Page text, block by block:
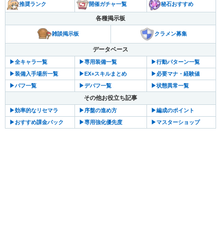
推奨ランク 開催ガチャ一覧 秘石おすすめ
各種掲示板
雑談掲示板 クラメン募集
データベース
▶︎全キャラ一覧 ▶︎専用装備一覧
▶︎行動パターン一覧
▶︎装備入手場所一覧
▶︎EX+スキルまとめ
▶︎必要マナ・経験値
▶︎バフ一覧
▶︎デバフ一覧 ▶︎状態異常一覧
その他お役立ち記事
▶︎効率的なリセマラ ▶︎序盤の進め方
▶︎編成のポイント
▶︎おすすめ課金パック
▶︎専用強化優先度 ▶︎マスターショップ